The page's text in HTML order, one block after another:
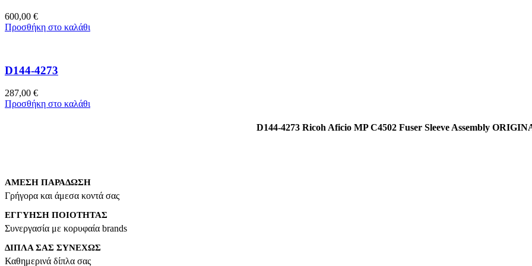
600,00 €
Προσθήκη στο καλάθι
D144-4273
287,00 €
Προσθήκη στο καλάθι
D144-4273 Ricoh Aficio MP C4502 Fuser Sleeve Assembly
ΑΜΕΣΗ ΠΑΡΑΔΩΣΗ
Γρήγορα και άμεσα κοντά σας
ΕΓΓΥΗΣΗ ΠΟΙΟΤΗΤΑΣ
Συνεργασία με κορυφαία brands
ΔΙΠΛΑ ΣΑΣ ΣΥΝΕΧΩΣ
Καθημερινά δίπλα σας